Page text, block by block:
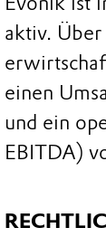
aktiv.
einen
und ein
EBITDA)